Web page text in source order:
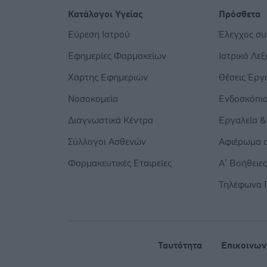
Κατάλογοι Υγείας
Εύρεση Ιατρού
Εφημερίες Φαρμακείων
Χάρτης Εφημεριών
Νοσοκομεία
Διαγνωστικά Κέντρα
Σύλλογοι Ασθενών
Φαρμακευτικές Εταιρείες
Πρόσθετα
Έλεγχος
Ιατρικό
Θέσεις
Ενδοσκόπιο
Εργαλεία
Αφιέρωμα
Α’ Βοήθειες
Τηλέφωνα
Ταυτότητα